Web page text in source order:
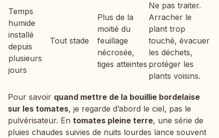
Temps
humide
installé
depuis
plusieurs
jours
Tout stade
Plus de la
moitié du
feuillage
nécrosée,
tiges atteintes
Ne pas traiter.
Arracher le
plant trop
touché, évacuer
les déchets,
protéger les
plants voisins.
Pour savoir quand mettre de la bouillie bordelaise
sur les tomates, je regarde d’abord le ciel, pas le
pulvérisateur. En tomates pleine terre, une série de
pluies chaudes suivies de nuits lourdes lance souvent